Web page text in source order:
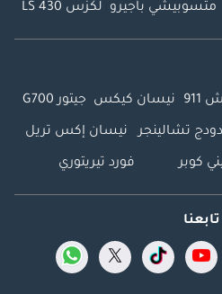
متسوبيشي باجيرو لكزس LS 430
911 نيسان كيكس جيتور G700
دودج تشالينجر نيسان إكس تريل
كوبر فورد تيريتوري
تابعنا